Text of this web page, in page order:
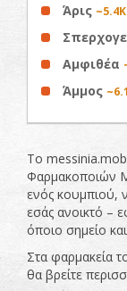
Άρις
Αμφιθέα
Άμμος
Το
Φαρμακοποιών
ενός κουμπιού,
εσάς ανοικτό –
όποιο σημείο
Στα φαρμακεία
θα βρείτε